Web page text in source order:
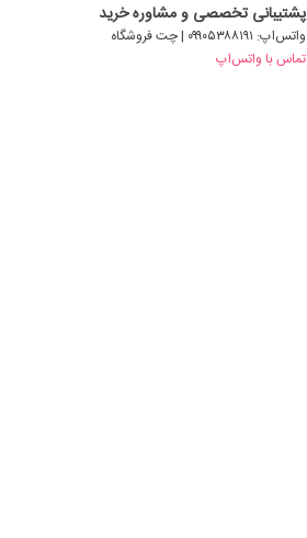
پشتیبانی تخصصی و مشاوره خرید
واتس‌اپ: ۰۹۹۰۵۳۸۸۱۹۱ | چت فروشگاه
تماس با واتس‌اپ